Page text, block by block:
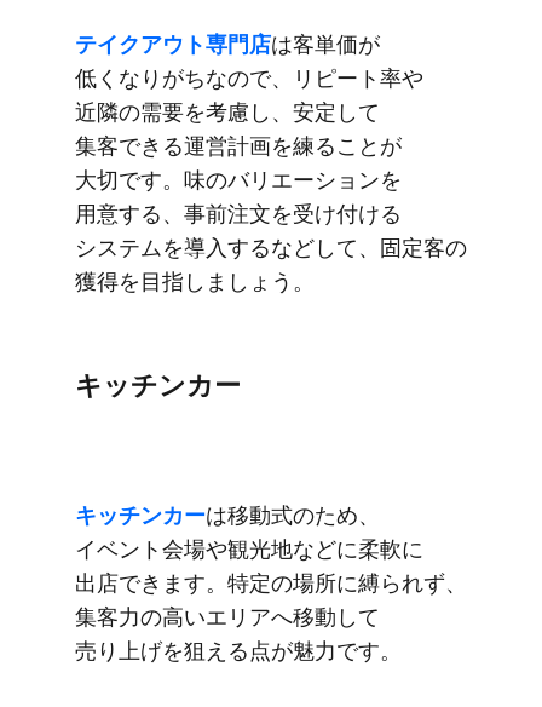
テイクアウト専門店は​客単価が​
低くなりがちなので、​リピート率や​
近隣の​需要を​考慮し、​安定して​
集客できる​運営計画を​練る​ことが​
大切です。​味の​バリエーションを​
用意する、​事前注文を​受け付ける​
システムを​導入する​などして、​固定客の​
獲得を​目指しましょう。
キッチンカー
キッチンカーは​移動式の​ため、​
イベント会場や​観光地などに​柔軟に​
出店できます。​特定の​場所に​縛られず、​
集客力の​高い​エリアへ​移動して​
売り上げを​狙える​点が​魅力です。